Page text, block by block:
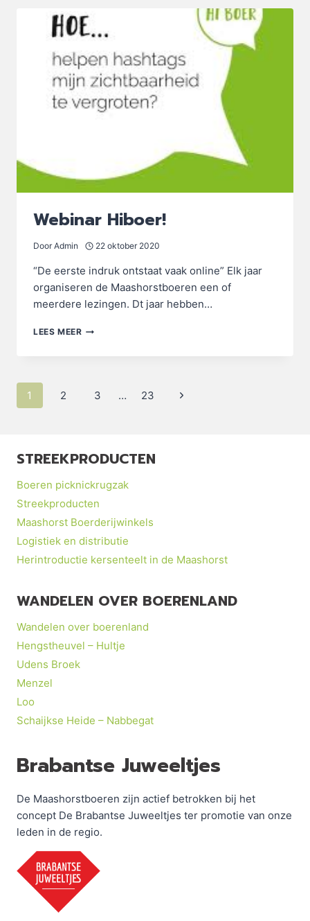
Webinar Hiboer!
Door Admin 22 oktober 2020
“De eerste indruk ontstaat vaak online” Elk jaar
organiseren de Maashorstboeren een of
meerdere lezingen. Dt jaar hebben…
LEES MEERWEBINAR
Paginanavigatie
1 2 3 … 23
Volgende
STREEKPRODUCTEN
Boeren picknickrugzak
Streekproducten
Maashorst Boerderijwinkels
Logistiek en distributie
Herintroductie kersenteelt in de Maashorst
WANDELEN OVER BOERENLAND
Wandelen over boerenland
Hengstheuvel – Hultje
Udens Broek
Menzel
Loo
Schaijkse Heide – Nabbegat
Brabantse Juweeltjes
De Maashorstboeren zijn actief betrokken bij het
concept De Brabantse Juweeltjes ter promotie van onze
leden in de regio.